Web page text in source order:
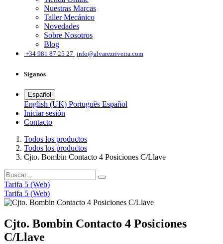
Nuestras Marcas
Taller Mecánico
Novedades
Sobre Nosotros
Blog
+34 981 87 25 27 info@alvarezriveira.com
Síganos
Español
English (UK) Português Español
Iniciar sesión
​Contacto
Todos los productos
Todos los productos
Cjto. Bombin Contacto 4 Posiciones C/Llave
Tarifa 5 (Web)
Tarifa 5 (Web)
Cjto. Bombin Contacto 4 Posiciones
C/Llave